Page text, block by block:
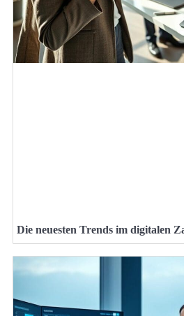
Die neuesten Trends im digitalen